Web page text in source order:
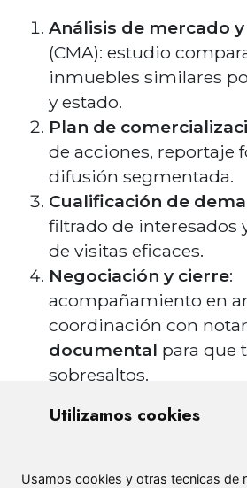
Utilizamos cookies
Usamos cookies y otras tecnicas de
Análisis de mercado
(CMA): estudio
inmuebles similares
y estado.
Plan de
de acciones, reportaje
difusión segmentada.
Cualificación de
filtrado de interesados
de visitas eficaces.
Negociación y cierre:
acompañamiento en
coordinación con
documental para que
sobresaltos.
Presencia y difusión